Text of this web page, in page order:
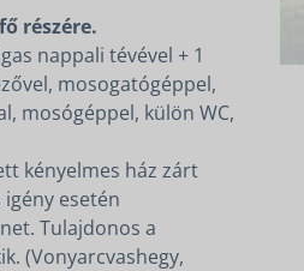
részére.
nappali tévével + 1
mosogatógéppel,
mosógéppel, külön WC,
kényelmes ház zárt
esetén
Tulajdonos a
(Vonyarcvashegy,